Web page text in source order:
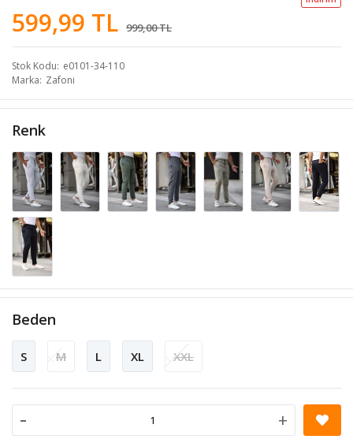
599,99 TL 999,00 TL
Stok Kodu e0101-34-110
Marka Zafoni
Renk
Beden
S M L XL XXL
- +